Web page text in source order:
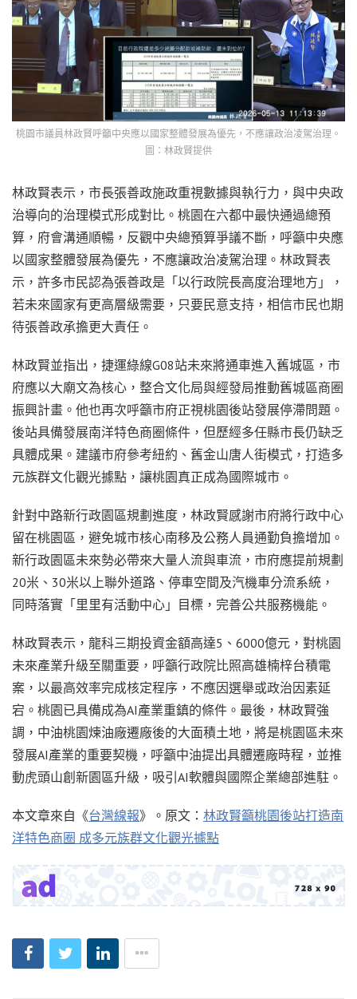
桃園市議員林政賢呼籲中央應以國家整體發展為優先，不應讓政治凌駕治理。
圖：林政賢提供
林政賢表示，市長張善政施政重視數據與執行力，與中央政
治導向的治理模式形成對比。桃園在六都中最快通過總預
算，府會溝通順暢，反觀中央總預算爭議不斷，呼籲中央應
以國家整體發展為優先，不應讓政治凌駕治理。林政賢表
示，許多市民認為張善政是「以行政院長高度治理地方」，
若未來國家有更高層級需要，只要民意支持，相信市民也期
待張善政承擔更大責任。
林政賢並指出，捷運綠線G08站未來將通車進入舊城區，市
府應以大廟文為核心，整合文化局與經發局推動舊城區商圈
振興計畫。他也再次呼籲市府正視桃園後站發展停滯問題。
後站具備發展南洋特色商圈條件，但歷經多任縣市長仍缺乏
具體成果。建議市府參考紐約、舊金山唐人街模式，打造多
元族群文化觀光據點，讓桃園真正成為國際城市。
針對中路新行政園區規劃進度，林政賢感謝市府將行政中心
留在桃園區，避免城市核心南移及公務人員通勤負擔增加。
新行政園區未來勢必帶來大量人流與車流，市府應提前規劃
20米、30米以上聯外道路、停車空間及汽機車分流系統，
同時落實「里里有活動中心」目標，完善公共服務機能。
林政賢表示，龍科三期投資金額高達5、6000億元，對桃園
未來產業升級至關重要，呼籲行政院比照高雄楠梓台積電
案，以最高效率完成核定程序，不應因選舉或政治因素延
宕。桃園已具備成為AI產業重鎮的條件。最後，林政賢強
調，中油桃園煉油廠遷廠後的大面積土地，將是桃園區未來
發展AI產業的重要契機，呼籲中油提出具體遷廠時程，並推
動虎頭山創新園區升級，吸引AI軟體與國際企業總部進駐。
本文章來自《台灣線報》。原文： 林政賢籲桃園後站打造南
洋特色商圈 成多元族群文化觀光據點